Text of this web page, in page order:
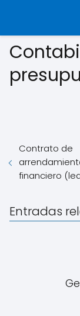
Contrato de
financiero
Entradas